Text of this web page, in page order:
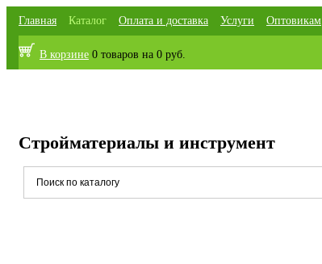
Главная Каталог Оплата и доставка Услуги Оптовикам
В корзине 0 товаров на 0 руб.
Стройматериалы и инструмент